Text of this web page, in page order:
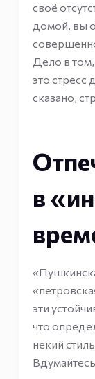
своё
домой, вы
Дело в том,
это стресс
сказано,
в
эти
что
некий